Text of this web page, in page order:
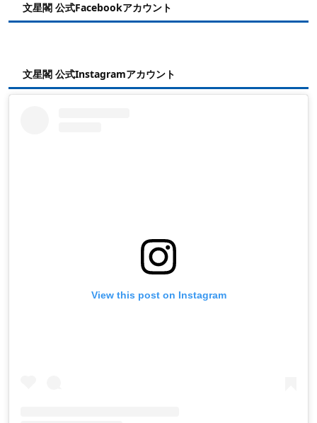
文星閣 公式Facebookアカウント
文星閣 公式Instagramアカウント
View this post on Instagram